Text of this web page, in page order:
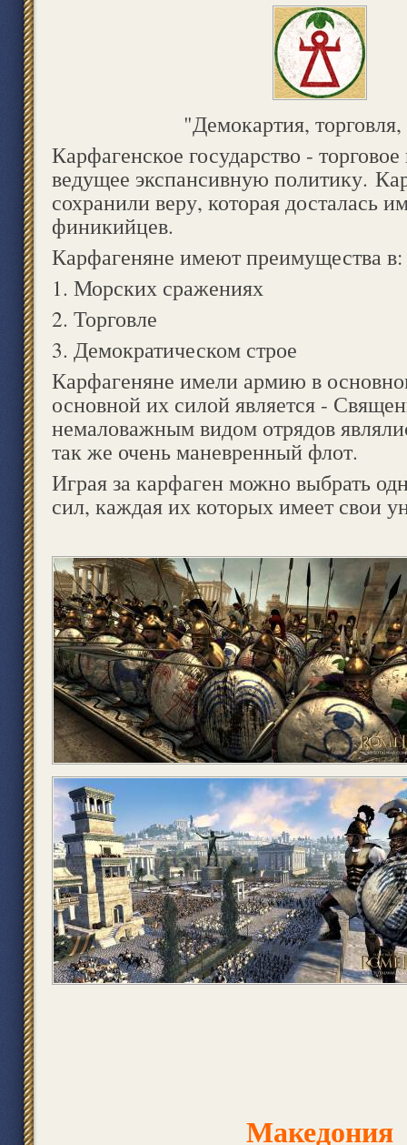
"Демокартия,
Карфагенское государство - торговое
ведущее экспансивную политику.
сохранили веру, которая досталась
финикийцев.
Карфагеняне имеют преимущества в:
1. Морских сражениях
2. Торговле
3. Демократическом строе
Карфагеняне имели армию в
основной их силой является -
немаловажным видом отрядов
так же очень маневренный флот.
Играя за карфаген можно выбрать
сил, каждая их которых имеет свои
Македония